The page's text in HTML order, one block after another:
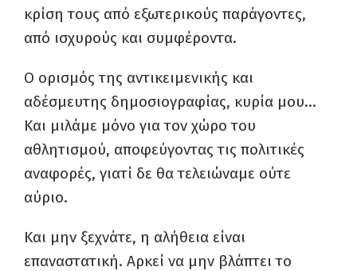
κρίση τους από εξωτερικούς παράγοντες,
από ισχυρούς και συμφέροντα.
Ο ορισμός της αντικειμενικής και
αδέσμευτης δημοσιογραφίας, κυρία μου…
Και μιλάμε μόνο για τον χώρο του
αθλητισμού, αποφεύγοντας τις πολιτικές
αναφορές, γιατί δε θα τελειώναμε ούτε
αύριο.
Και μην ξεχνάτε, η αλήθεια είναι
επαναστατική. Αρκεί να μην βλάπτει το